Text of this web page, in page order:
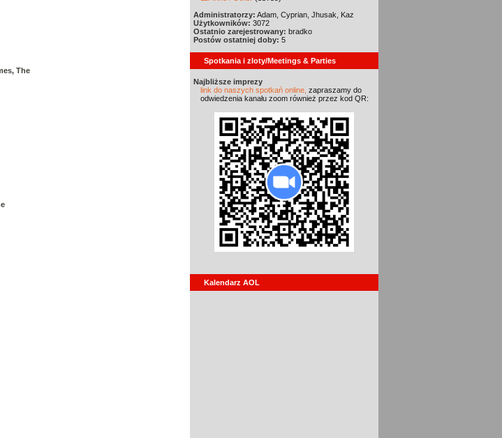
The
Administratorzy: Adam, Cyprian, Jhusak, Kaz
Użytkowników: 3072
Ostatnio zarejestrowany: bradko
Postów ostatniej doby: 5
Spotkania i zloty/Meetings & Parties
Najbliższe imprezy
link do naszych spotkań online, zapraszamy do
odwiedzenia kanału zoom również przez kod QR:
Kalendarz AOL